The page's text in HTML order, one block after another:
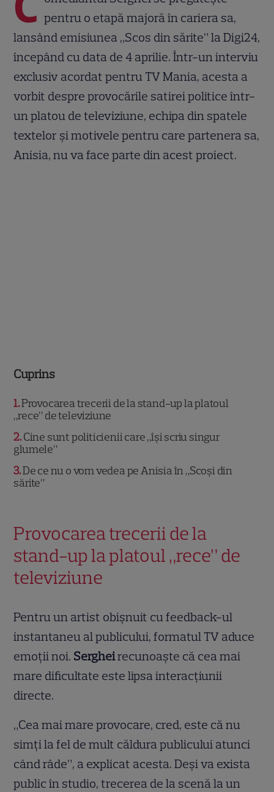
pentru o etapă majoră în cariera sa,
lansând emisiunea „Scos din sărite” la Digi24,
începând cu data de 4 aprilie. Într-un interviu
exclusiv acordat pentru TV Mania, acesta a
vorbit despre provocările satirei politice într-
un platou de televiziune, echipa din spatele
textelor și motivele pentru care partenera sa,
Anisia, nu va face parte din acest proiect.
Cuprins
1 Provocarea trecerii de la stand-up la platoul
„rece” de televiziune
2 Cine sunt politicienii care „își scriu singur
glumele”
3 De ce nu o vom vedea pe Anisia în „Scoși din
sărite”
Provocarea trecerii de la
stand-up la platoul „rece” de
televiziune
Pentru un artist obișnuit cu feedback-ul
instantaneu al publicului, formatul TV aduce
emoții noi. Sergheirecunoaște că cea mai
mare dificultate este lipsa interacțiunii
directe.
„Cea mai mare provocare, cred, este că nu
simți la fel de mult căldura publicului atunci
când râde”, a explicat acesta. Deși va exista
public în studio, trecerea de la scenă la un